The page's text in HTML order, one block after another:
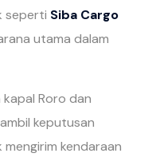
seperti Siba Cargo
utama dalam
kapal Roro dan
keputusan
kendaraan